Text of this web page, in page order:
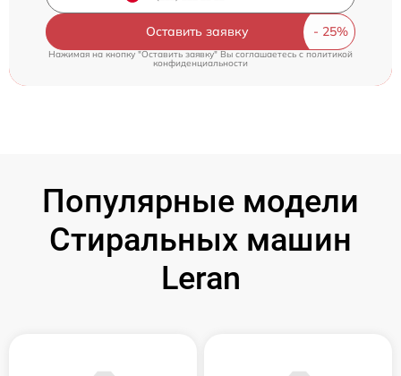
Оставить заявку
Нажимая на кнопку "Оставить заявку" Вы соглашаетесь cполитикой
конфиденциальности
Популярные модели
Стиральных машин
Leran